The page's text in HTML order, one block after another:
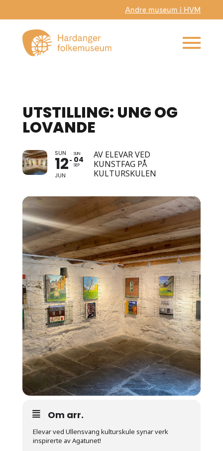
Andre museum i HVM
UTSTILLING: UNG OG
LOVANDE
SUN
12
JUN
SUN
04
SEP
AV ELEVAR VED
KUNSTFAG PÅ
KULTURSKULEN
Om arr.
Elevar ved Ullensvang kulturskule synar verk
inspirerte av Agatunet!